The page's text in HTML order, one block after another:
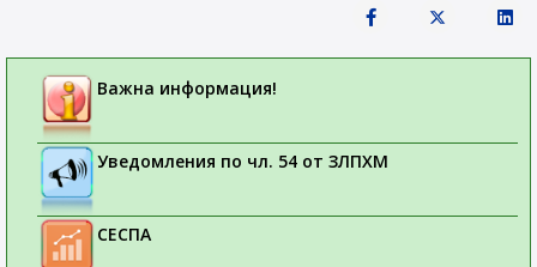
Важна информация!
Уведомления по чл. 54 от ЗЛПХМ
СЕСПА